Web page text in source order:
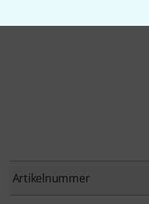
Artikelnummer